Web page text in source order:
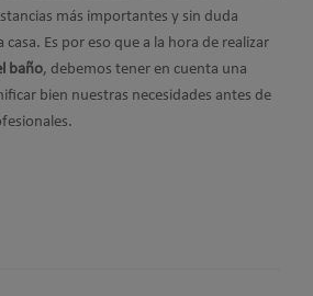
más importantes y sin duda
Es por eso que a la hora de realizar
baño, debemos tener en cuenta una
bien nuestras necesidades antes de